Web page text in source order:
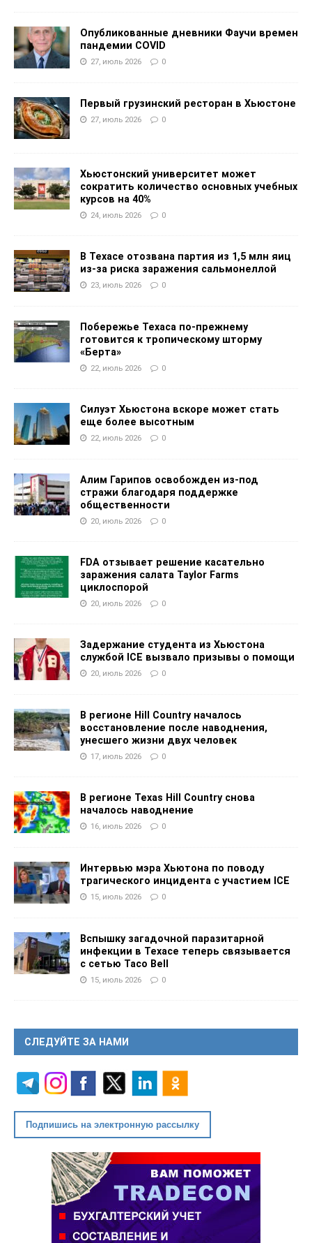
Опубликованные дневники Фаучи времен
пандемии COVID
27, июль 2026 0
Первый грузинский ресторан в Хьюстоне
27, июль 2026 0
Хьюстонский университет может
сократить количество основных учебных
курсов на 40%
24, июль 2026 0
В Техасе отозвана партия из 1,5 млн яиц
из-за риска заражения сальмонеллой
23, июль 2026 0
Побережье Техаса по-прежнему
готовится к тропическому шторму
«Берта»
22, июль 2026 0
Силуэт Хьюстона вскоре может стать
еще более высотным
22, июль 2026 0
Алим Гарипов освобожден из-под
стражи благодаря поддержке
общественности
20, июль 2026 0
FDA отзывает решение касательно
заражения салата Taylor Farms
циклоспорой
20, июль 2026 0
Задержание студента из Хьюстона
службой ICE вызвало призывы о помощи
20, июль 2026 0
В регионе Hill Country началось
восстановление после наводнения,
унесшего жизни двух человек
17, июль 2026 0
В регионе Texas Hill Country снова
началось наводнение
16, июль 2026 0
Интервью мэра Хьютона по поводу
трагического инцидента с участием ICE
15, июль 2026 0
Вспышку загадочной паразитарной
инфекции в Техасе теперь связывается
с сетью Taco Bell
15, июль 2026 0
СЛЕДУЙТЕ ЗА НАМИ
Подпишись на электронную рассылку